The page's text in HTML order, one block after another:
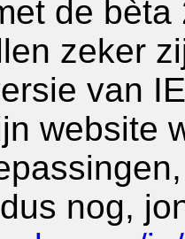
de
zeker
van
website
nog,